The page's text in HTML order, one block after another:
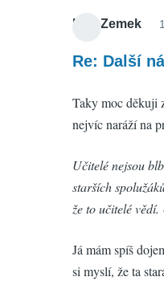
Petr Zemek
Re: Další
Taky moc děkuji
nejvíc naráží na
Učitelé nejsou
starších
že to učitelé
Já mám spíš
si myslí, že ta